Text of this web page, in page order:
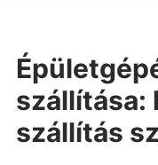
szállítása:
szállítás